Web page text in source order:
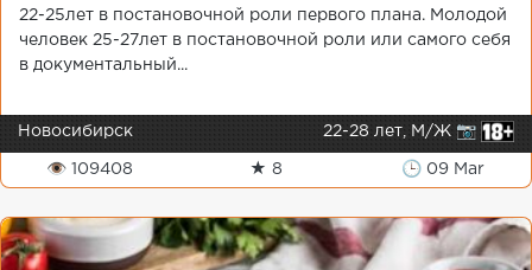
22-25лет в постановочной роли первого плана. Молодой
человек 25-27лет в постановочной роли или самого себя
в документальный...
Новосибирск 22-28 лет, М/Ж 📷
👁 109408 ★ 8 🕒 09 Mar